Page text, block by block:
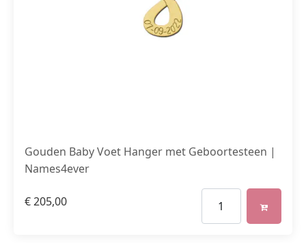
Gouden Baby Voet Hanger met Geboortesteen |
Names4ever
€205,00